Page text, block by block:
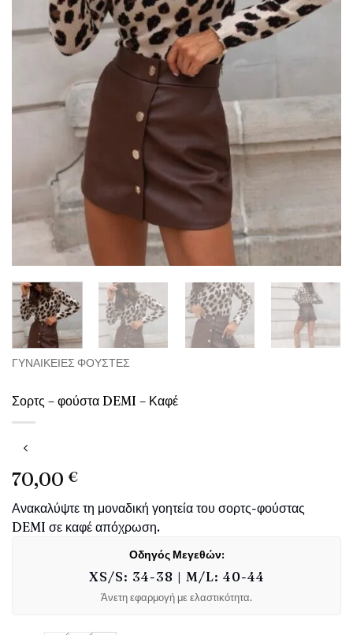
ΓΥΝΑΙΚΕΊΕΣ ΦΟΎΣΤΕΣ
Σορτς – φούστα DEMI – Καφέ
70,00 €
Ανακαλύψτε τη μοναδική γοητεία του σορτς-φούστας
DEMI σε καφέ απόχρωση.
Οδηγός Μεγεθών:
XS/S: 34-38 | M/L: 40-44
Άνετη εφαρμογή με ελαστικότητα.